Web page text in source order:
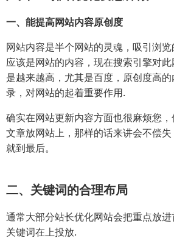
一、能提高网站内容原创度
网站内容是半个网站的灵魂，吸引浏
应该是网站的内容，现在搜索引擎对
是越来越高，尤其是百度，原创度高
录，对网站的起着重要作用.
确实在网站更新内容方面也很麻烦您
文章放网站上，那样的话来讲会不偿
就到最后。
二、关键词的合理布局
通常大部分站长优化网站会把重点放
关键词在上投放.